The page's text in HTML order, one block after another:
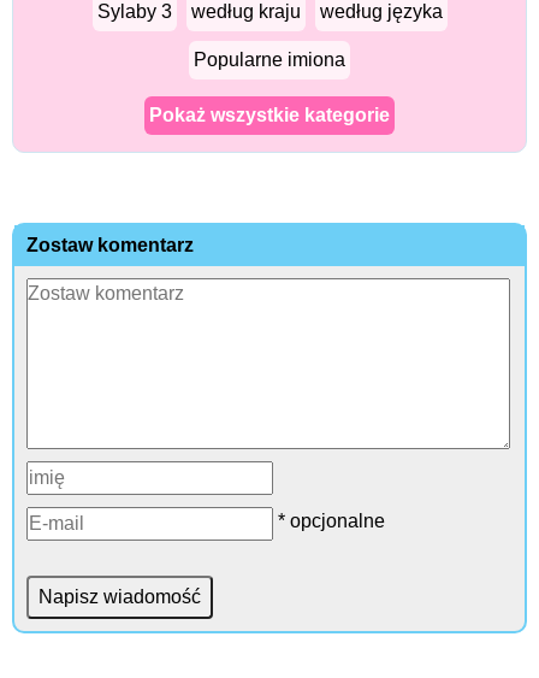
Sylaby 3 według kraju według języka
Popularne imiona
Pokaż wszystkie kategorie
Zostaw komentarz
* opcjonalne